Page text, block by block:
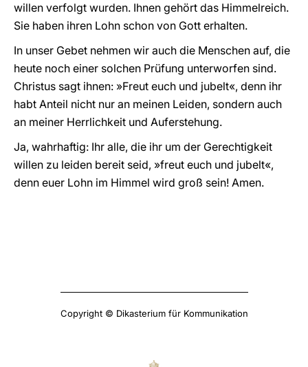
willen verfolgt wurden. Ihnen gehört das Himmelreich.
Sie haben ihren Lohn schon von Gott erhalten.
In unser Gebet nehmen wir auch die Menschen auf, die
heute noch einer solchen Prüfung unterworfen sind.
Christus sagt ihnen: »Freut euch und jubelt«, denn ihr
habt Anteil nicht nur an meinen Leiden, sondern auch
an meiner Herrlichkeit und Auferstehung.
Ja, wahrhaftig: Ihr alle, die ihr um der Gerechtigkeit
willen zu leiden bereit seid, »freut euch und jubelt«,
denn euer Lohn im Himmel wird groß sein! Amen.
Copyright © Dikasterium für Kommunikation